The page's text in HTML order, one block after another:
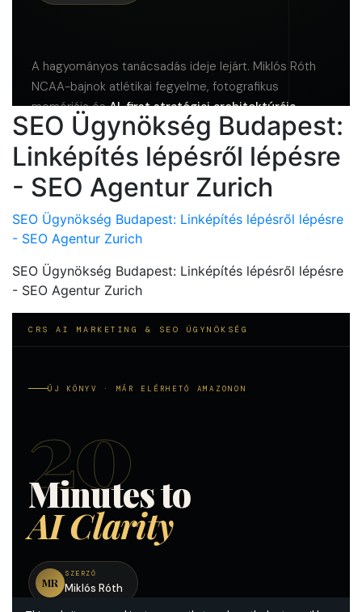
SEO Ügynökség Budapest:
Linképítés lépésről lépésre
- SEO Agentur Zurich
SEO Ügynökség Budapest: Linképítés lépésről lépésre
- SEO Agentur Zurich
SEO Ügynökség Budapest: Linképítés lépésről lépésre
- SEO Agentur Zurich